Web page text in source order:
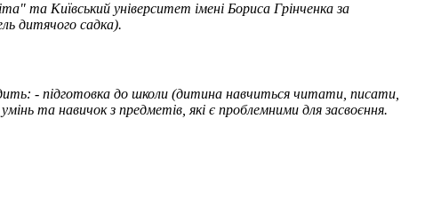
та Київський університет імені Бориса Грінченка за
дитячого садка).
- підготовка до школи (дитина навчиться читати, писати,
та навичок з предметів, які є проблемними для засвоєння.